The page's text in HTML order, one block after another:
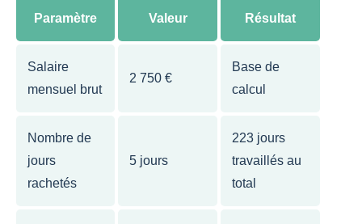
Paramètre Valeur Résultat
Salaire
mensuel brut
2 750 €
Base de
calcul
Nombre de
jours
rachetés
5 jours
223 jours
travaillés au
total